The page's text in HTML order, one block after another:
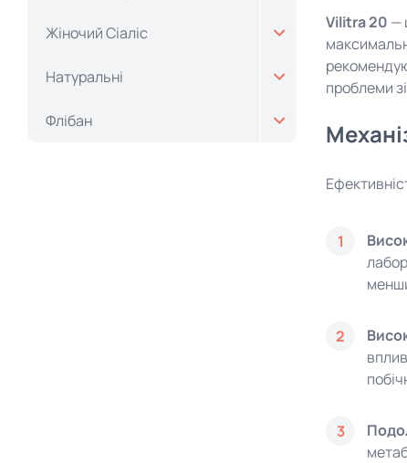
Жіночий Cіаліс
Натуральні
Флібан
Vilitra 20 —
проблеми
1
2
3